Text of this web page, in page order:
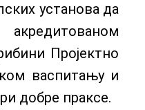
установа да
Пројектно
васпитању и
добре праксе.